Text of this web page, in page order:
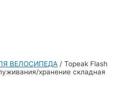
ВЕЛОСИПЕДА / Topeak Flash
хранение складная